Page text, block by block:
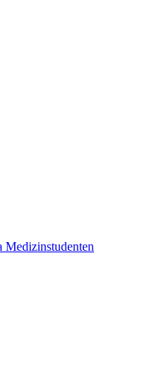
Medizinstudenten